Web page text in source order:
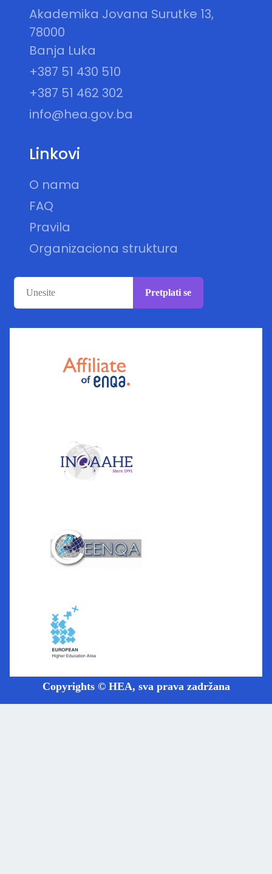
Akademika Jovana Surutke 13,
78000
Banja Luka
+387 51 430 510
+387 51 462 302
info@hea.gov.ba
Linkovi
O nama
FAQ
Pravila
Organizaciona struktura
Pretplati se
Copyrights © HEA, sva prava zadržana